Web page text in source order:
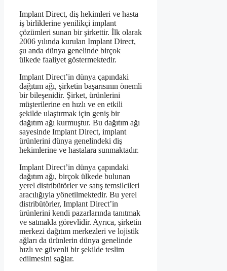
Implant Direct, diş hekimleri ve hasta
iş birliklerine yenilikçi implant
çözümleri sunan bir şirkettir. İlk olarak
2006 yılında kurulan Implant Direct,
şu anda dünya genelinde birçok
ülkede faaliyet göstermektedir.
Implant Direct’in dünya çapındaki
dağıtım ağı, şirketin başarısının önemli
bir bileşenidir. Şirket, ürünlerini
müşterilerine en hızlı ve en etkili
şekilde ulaştırmak için geniş bir
dağıtım ağı kurmuştur. Bu dağıtım ağı
sayesinde Implant Direct, implant
ürünlerini dünya genelindeki diş
hekimlerine ve hastalara sunmaktadır.
Implant Direct’in dünya çapındaki
dağıtım ağı, birçok ülkede bulunan
yerel distribütörler ve satış temsilcileri
aracılığıyla yönetilmektedir. Bu yerel
distribütörler, Implant Direct’in
ürünlerini kendi pazarlarında tanıtmak
ve satmakla görevlidir. Ayrıca, şirketin
merkezi dağıtım merkezleri ve lojistik
ağları da ürünlerin dünya genelinde
hızlı ve güvenli bir şekilde teslim
edilmesini sağlar.